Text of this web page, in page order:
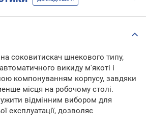
соковитискач шнекового типу,
викиду м'якоті і
компонуванням корпусу, завдяки
місця на робочому столі.
відмінним вибором для
експлуатації, дозволяє